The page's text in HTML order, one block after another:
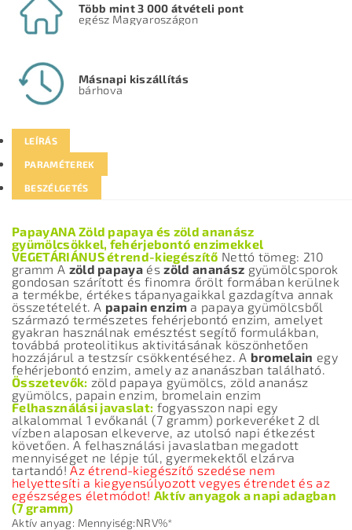
Több mint 3 000 átvételi pont
egész Magyaroszágon
Másnapi kiszállítás
bárhova
LEÍRÁS
PARAMÉTEREK
BESZÉLGETÉS
PapayANA Zöld papaya és zöld ananász
gyümölcsökkel, fehérjebontó enzimekkel
VEGETÁRIÁNUS étrend-kiegészítő Nettó tömeg: 210
gramm A zöld papaya észöld ananász gyümölcsporok
gondosan szárított és finomra őrölt formában kerülnek
a termékbe, értékes tápanyagaikkal gazdagítva annak
összetételét. A papain enzima papaya gyümölcsből
származó természetes fehérjebontó enzim, amelyet
gyakran használnak emésztést segítő formulákban,
továbbá proteolitikus aktivitásának köszönhetően
hozzájárul a testzsír csökkentéséhez. A bromelain egy
fehérjebontó enzim, amely az ananászban található.
Összetevők: zöld papaya gyümölcs, zöld ananász
gyümölcs, papain enzim, bromelain enzim
Felhasználási javaslat: fogyasszon napi egy
alkalommal 1 evőkanál (7 gramm) porkeveréket 2 dl
vízben alaposan elkeverve, az utolsó napi étkezést
követően. A felhasználási javaslatban megadott
mennyiséget ne lépje túl, gyermekektől elzárva
tartandó!Az étrend-kiegészítő szedése nem
helyettesíti a kiegyensúlyozott vegyes étrendet és az
egészséges életmódot! Aktív anyagok a napi adagban
(7 gramm)
Aktív anyag: Mennyiség:NRV%*